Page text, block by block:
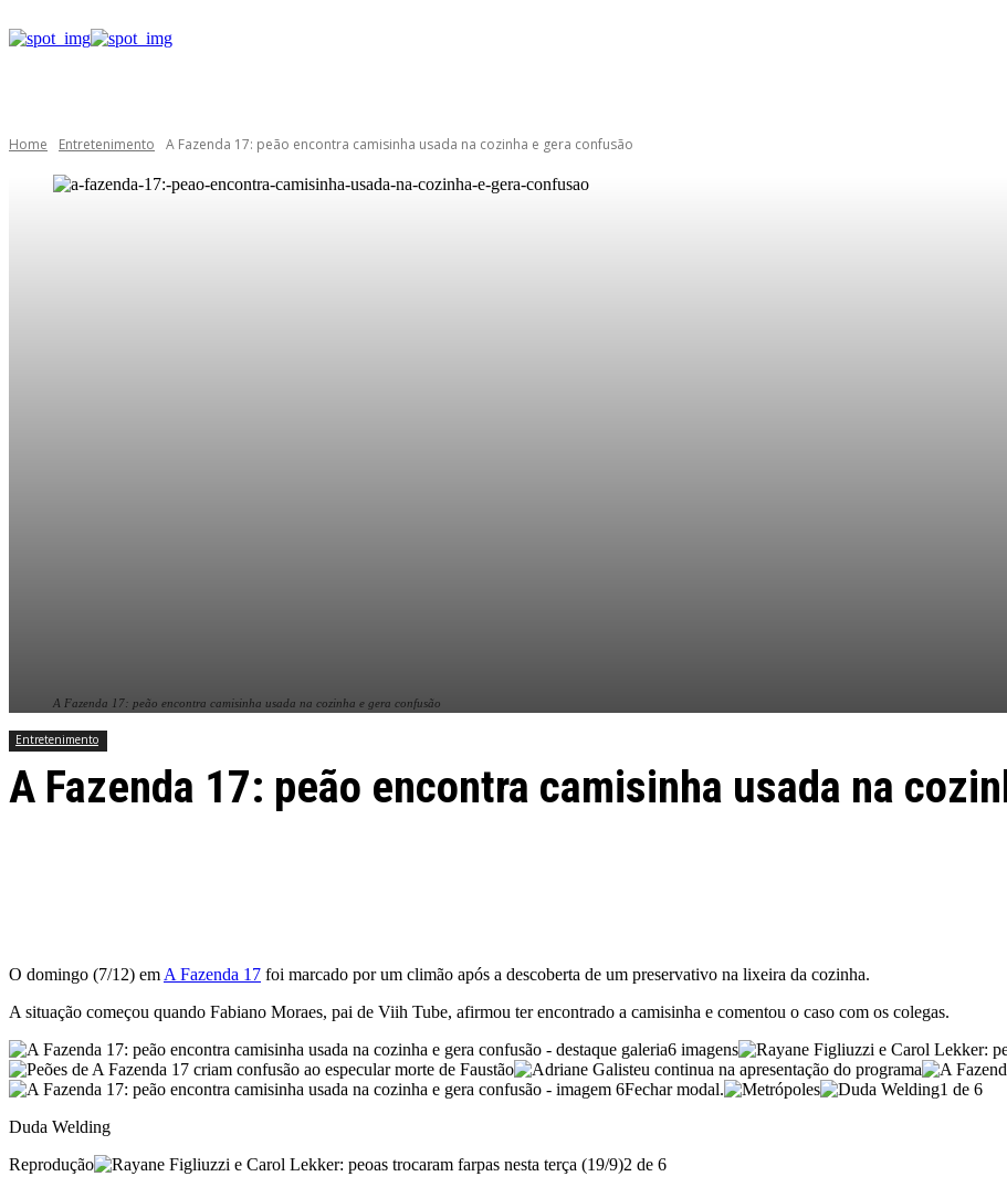
Home Entretenimento A Fazenda 17: peão encontra camisinha usada na cozinha e gera confusão
A Fazenda 17: peão encontra camisinha usada na cozinha e gera confusão
Entretenimento
A Fazenda 17: peão encontra camisinha usada na
O domingo (7/12) em A Fazenda 17 foi marcado por um climão após a descoberta de um preservativo na lixeira da cozinha.
A situação começou quando Fabiano Moraes, pai de Viih Tube, afirmou ter encontrado a camisinha e comentou o caso com os colegas.
6 imagens
Fechar modal.
1 de 6
Duda Welding
Reprodução
2 de 6